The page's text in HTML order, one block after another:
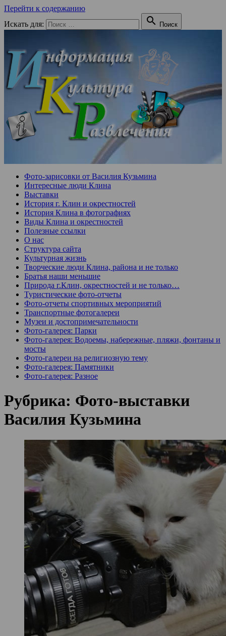
Перейти к содержанию
Искать для:
 Поиск
Фото-зарисовки от Василия Кузьмина
Интересные люди Клина
Выставки
История г. Клин и окрестностей
История Клина в фотографиях
Виды Клина и окрестностей
Полезные ссылки
О нас
Структура сайта
Культурная жизнь
Творческие люди Клина, района и не только
Братья наши меньшие
Природа г.Клин, окрестностей и не только…
Туристические фото-отчеты
Фото-отчеты спортивных мероприятий
Транспортные фотогалереи
Музеи и достопримечательности
Фото-галерея: Парки
Фото-галерея: Водоемы, набережные, пляжи, фонтаны и
мосты
Фото-галереи на религиозную тему
Фото-галерея: Памятники
Фото-галерея: Разное
Рубрика: Фото-выставки
Василия Кузьмина